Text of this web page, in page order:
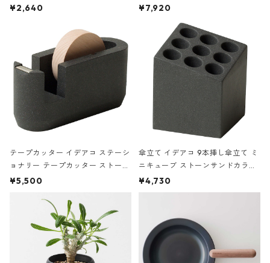
ハードカバー 罫線 ヴァン・ゴッホ
¥2,640
urniture WALL Table B5 ネイビー
¥7,920
テープカッター イデアコ ステーシ
ョナリー テープカッター ストーン
サンドカラー 石調 ideaco Station
¥5,500
傘立て イデアコ 9本挿し傘立て ミ
ニキューブ ストーンサンドカラー
石調 ideaco Umbrella Stand CUB
E ストーンサンドブラック
¥4,730